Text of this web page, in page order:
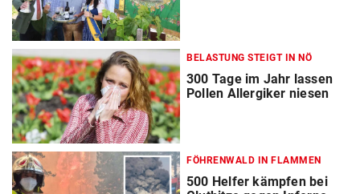
BELASTUNG STEIGT IN NÖ
300 Tage im Jahr lassen
Pollen Allergiker niesen
FÖHRENWALD IN FLAMMEN
500 Helfer kämpfen bei